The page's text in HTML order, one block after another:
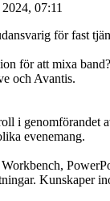
07:11
för fast
för att mixa
och Avantis.
i
evenemang.
Kunskaper